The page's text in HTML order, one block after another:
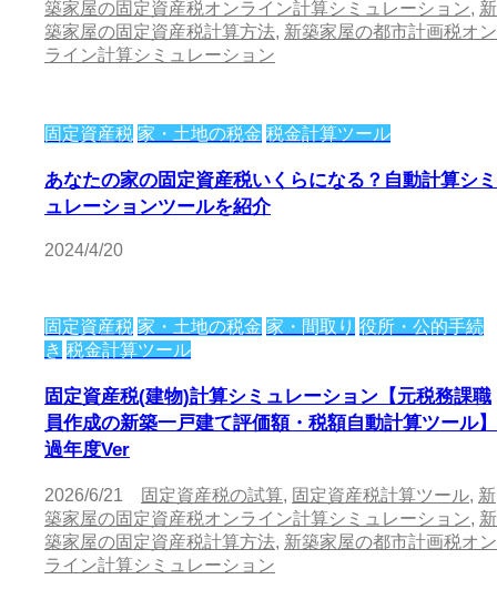
築家屋の固定資産税オンライン計算シミュレーション, 新
築家屋の固定資産税計算方法, 新築家屋の都市計画税オン
ライン計算シミュレーション
固定資産税 家・土地の税金 税金計算ツール
あなたの家の固定資産税いくらになる？自動計算シミ
ュレーションツールを紹介
2024/4/20
固定資産税 家・土地の税金 家・間取り 役所・公的手続
き 税金計算ツール
固定資産税(建物)計算シミュレーション【元税務課職
員作成の新築一戸建て評価額・税額自動計算ツール】
過年度Ver
2026/6/21 固定資産税の試算, 固定資産税計算ツール, 新
築家屋の固定資産税オンライン計算シミュレーション, 新
築家屋の固定資産税計算方法, 新築家屋の都市計画税オン
ライン計算シミュレーション